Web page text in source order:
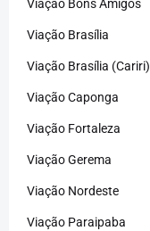
Viação Bons Amigos
Viação Brasília
Viação Brasília (Cariri)
Viação Caponga
Viação Fortaleza
Viação Gerema
Viação Nordeste
Viação Paraipaba